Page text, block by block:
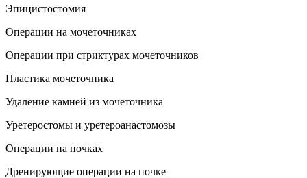
Эпицистостомия
Операции на мочеточниках
Операции при стриктурах мочеточников
Пластика мочеточника
Удаление камней из мочеточника
Уретеростомы и уретероанастомозы
Операции на почках
Дренирующие операции на почке